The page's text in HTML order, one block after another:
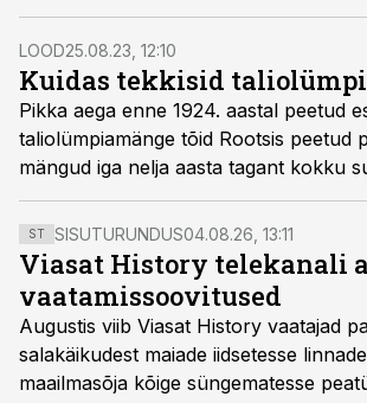
LOOD25.08.23, 12:10
Kuidas tekkisid
Pikka aega enne 1924. aastal peetud
taliolümpiamänge tõid Rootsis peetud
mängud iga nelja aasta tagant kokku
uisutajad.
ST SISUTURUNDUS04.08.26, 13:11
Viasat History telekanali
vaatamissoovitused
Augustis viib Viasat History vaatajad
salakäikudest maiade iidsetesse
maailmasõja kõige süngematesse